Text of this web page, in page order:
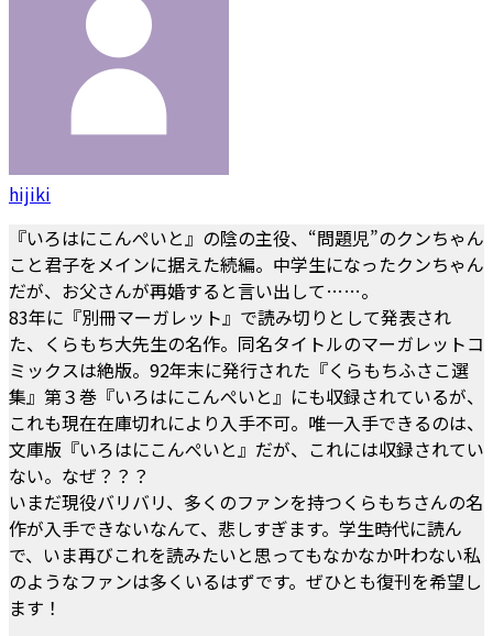
hijiki
『いろはにこんぺいと』の陰の主役、“問題児”のクンちゃん
こと君子をメインに据えた続編。中学生になったクンちゃん
だが、お父さんが再婚すると言い出して……。
83年に『別冊マーガレット』で読み切りとして発表され
た、くらもち大先生の名作。同名タイトルのマーガレットコ
ミックスは絶版。92年末に発行された『くらもちふさこ選
集』第３巻『いろはにこんぺいと』にも収録されているが、
これも現在在庫切れにより入手不可。唯一入手できるのは、
文庫版『いろはにこんぺいと』だが、これには収録されてい
ない。なぜ？？？
いまだ現役バリバリ、多くのファンを持つくらもちさんの名
作が入手できないなんて、悲しすぎます。学生時代に読ん
で、いま再びこれを読みたいと思ってもなかなか叶わない私
のようなファンは多くいるはずです。ぜひとも復刊を希望し
ます！